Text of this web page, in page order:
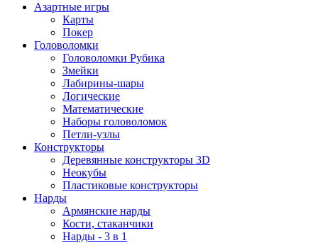
Азартные игры
Карты
Покер
Головоломки
Головоломки Рубика
Змейки
Лабирины-шары
Логические
Математические
Наборы головоломок
Петли-узлы
Конструкторы
Деревянные конструкторы 3D
Неокубы
Пластиковые конструкторы
Нарды
Армянские нарды
Кости, стаканчики
Нарды - 3 в 1